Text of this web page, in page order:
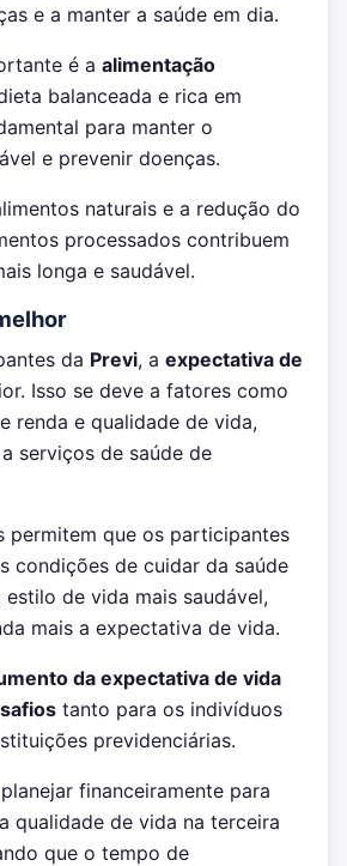
e a manter a saúde em dia.
é a alimentação
balanceada e rica em
para manter o
e prevenir doenças.
naturais e a redução do
processados contribuem
longa e saudável.
da Previ, a expectativa de
Isso se deve a fatores como
renda e qualidade de vida,
serviços de saúde de
permitem que os participantes
condições de cuidar da saúde
de vida mais saudável,
mais a expectativa de vida.
da expectativa de vida
tanto para os indivíduos
previdenciárias.
financeiramente para
qualidade de vida na terceira
que o tempo de